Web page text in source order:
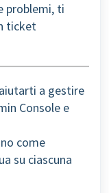
problemi, ti
ticket
a gestire
Console e
come
su ciascuna